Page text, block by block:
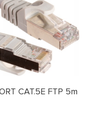
CAT.5E FTP 5m